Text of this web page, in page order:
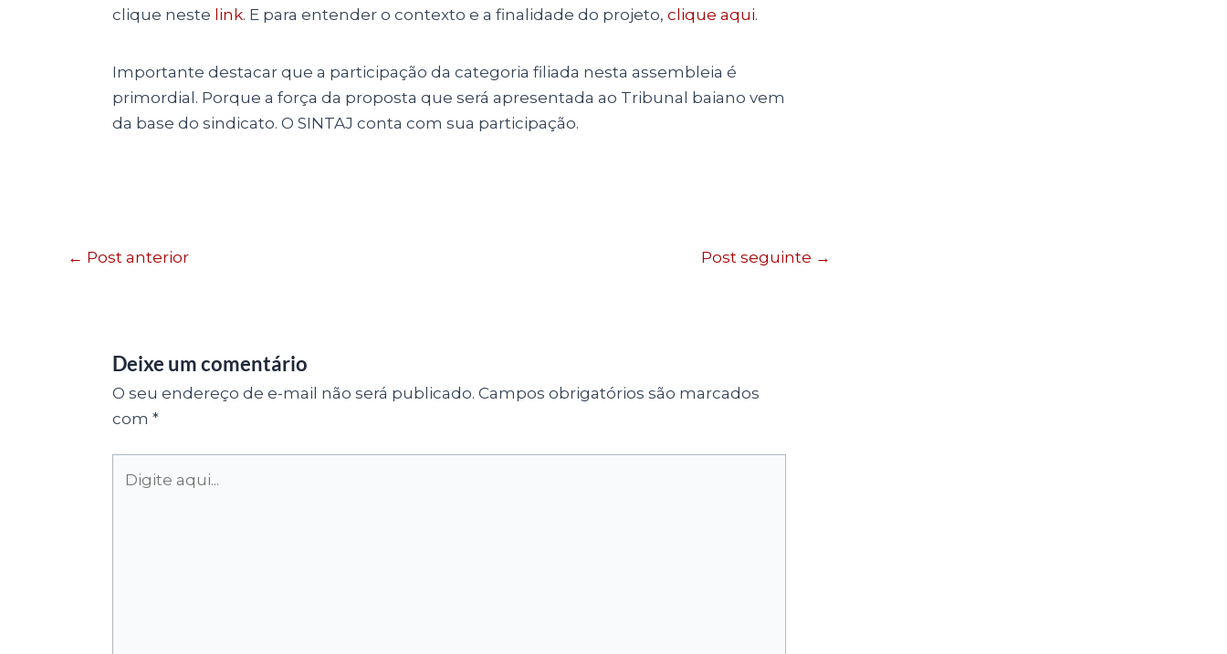
clique neste link. E para entender o contexto e a finalidade do projeto, clique aqui.
Importante destacar que a participação da categoria filiada nesta assembleia é
primordial. Porque a força da proposta que será apresentada ao Tribunal baiano vem
da base do sindicato. O SINTAJ conta com sua participação.
← Post anterior Post seguinte →
Deixe um comentário
O seu endereço de e-mail não será publicado. Campos obrigatórios são marcados
com *
aqui...